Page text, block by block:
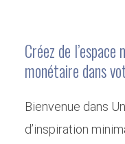
Créez de
monétaire dans
Bienvenue dans
d’inspiration